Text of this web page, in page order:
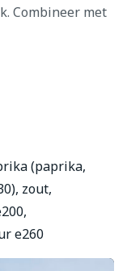
Combineer met
(paprika,
zout,
e260